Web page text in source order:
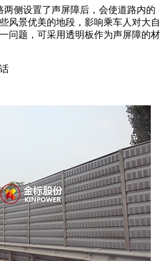
两侧设置了声屏障后，会使道路内的
风景优美的地段，影响乘车人对大自
问题，可采用透明板作为声屏障的材